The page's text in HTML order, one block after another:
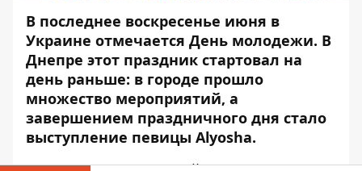
В последнее воскресенье июня в
Украине отмечается День молодежи. В
Днепре этот праздник стартовал на
день раньше: в городе прошло
множество мероприятий, а
завершением праздничного дня стало
выступление певицы Alyosha.